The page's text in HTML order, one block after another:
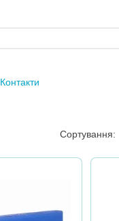
Контакти
Сортування: